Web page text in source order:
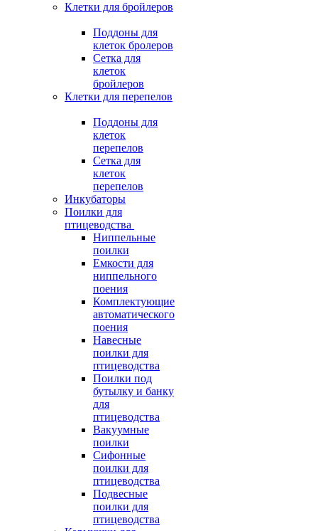
Клетки для бройлеров
Поддоны для
клеток бролеров
Сетка для
клеток
бройлеров
Клетки для перепелов
Поддоны для
клеток
перепелов
Сетка для
клеток
перепелов
Инкубаторы
Поилки для
птицеводства
Ниппельные
поилки
Емкости для
ниппельного
поения
Комплектующие
автоматического
поения
Навесные
поилки для
птицеводства
Поилки под
бутылку и банку
для
птицеводства
Вакуумные
поилки
Сифонные
поилки для
птицеводства
Подвесные
поилки для
птицеводства